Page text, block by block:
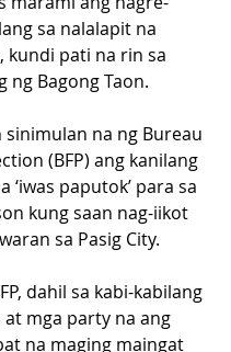
sa nalalapit na
kundi pati na rin sa
ng Bagong Taon.
sinimulan na ng Bureau
(BFP) ang kanilang
‘iwas paputok’ para sa
kung saan nag-iikot
sa Pasig City.
dahil sa kabi-kabilang
mga party na ang
na maging maingat